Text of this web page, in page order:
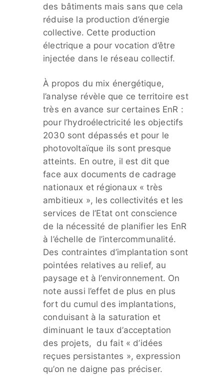
des bâtiments mais sans que cela
réduise la production d’énergie
collective. Cette production
électrique a pour vocation d’être
injectée dans le réseau collectif.
À propos du mix énergétique,
l’analyse révèle que ce territoire est
très en avance sur certaines EnR :
pour l’hydroélectricité les objectifs
2030 sont dépassés et pour le
photovoltaïque ils sont presque
atteints. En outre, il est dit que
face aux documents de cadrage
nationaux et régionaux « très
ambitieux », les collectivités et les
services de l’Etat ont conscience
de la nécessité de planifier les EnR
à l’échelle de l’intercommunalité.
Des contraintes d’implantation sont
pointées relatives au relief, au
paysage et à l’environnement. On
note aussi l’effet de plus en plus
fort du cumul des implantations,
conduisant à la saturation et
diminuant le taux d’acceptation
des projets, du fait « d’idées
reçues persistantes », expression
qu’on ne daigne pas préciser.